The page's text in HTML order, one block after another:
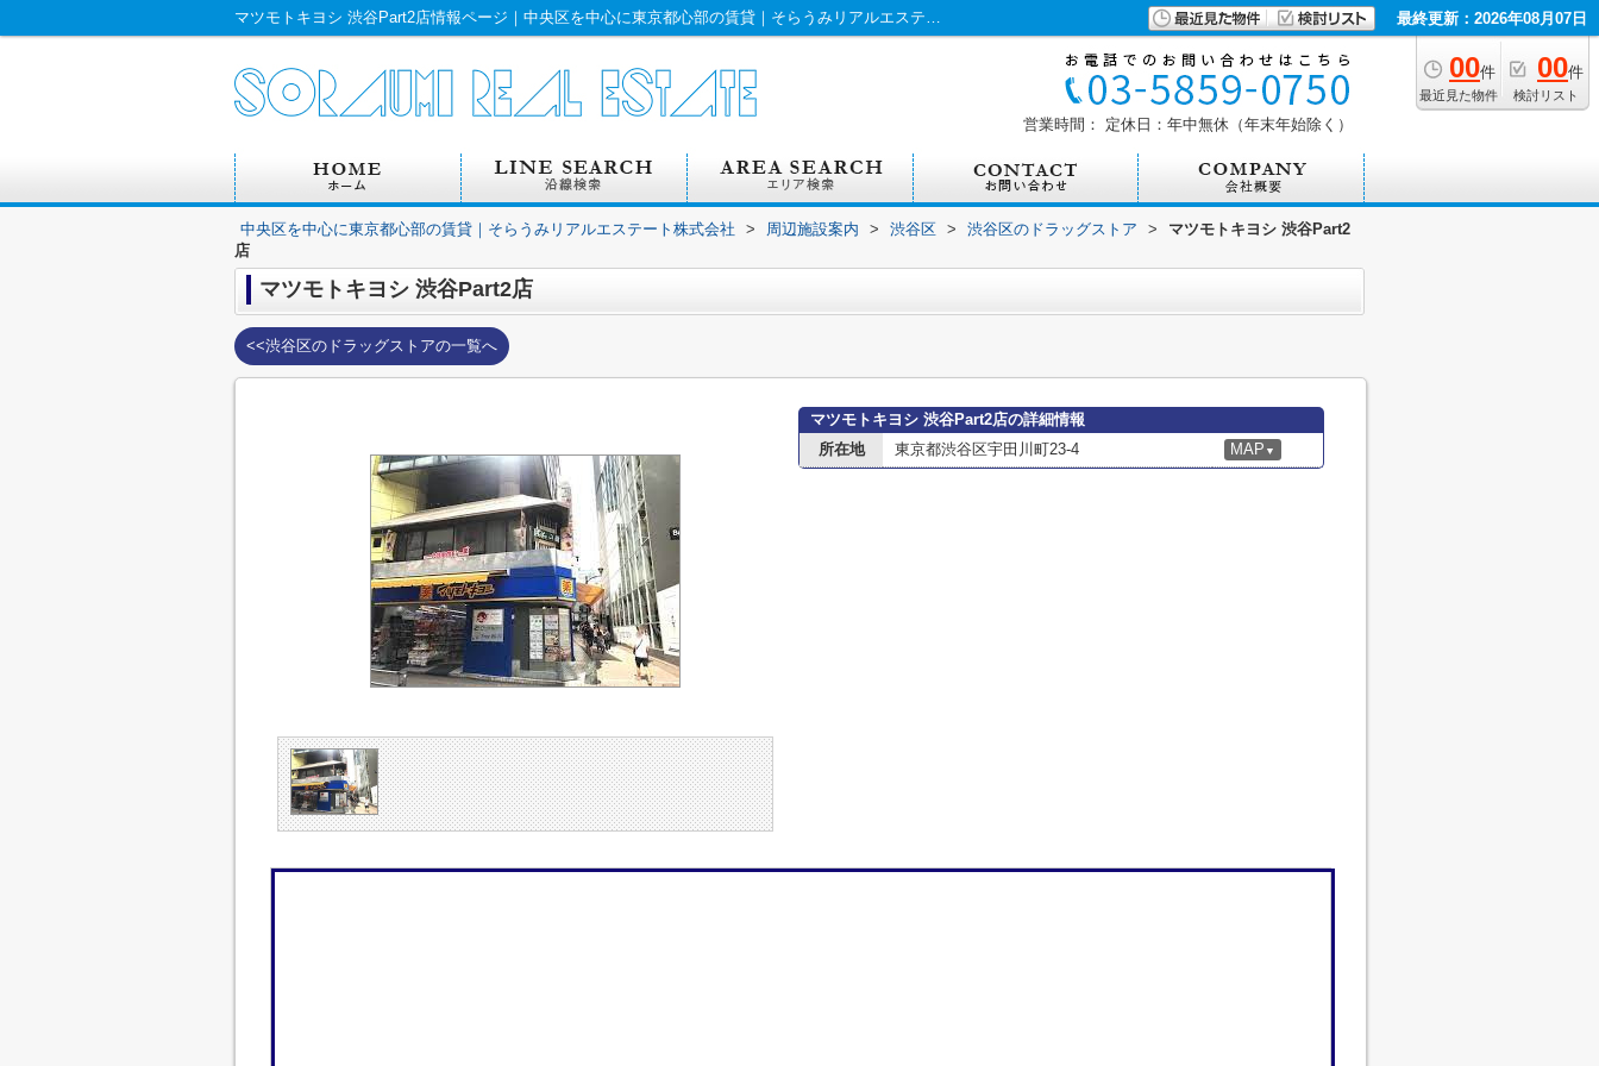
マツモトキヨシ 渋谷Part2店情報ページ｜中央区を中心に東京都心部の賃貸｜そらうみリアルエステート株式会社 最終更新：2026年08月07日
00件
最近見た物件
00件
検討リスト
営業時間： 定休日：年中無休（年末年始除く）
中央区を中心に東京都心部の賃貸｜そらうみリアルエステート株式会社 > 周辺施設案内 > 渋谷区 > 渋谷区のドラッグストア >
マツモトキヨシ 渋谷Part2
店
マツモトキヨシ 渋谷Part2店
<<渋谷区のドラッグストアの一覧へ
マツモトキヨシ 渋谷Part2店の詳細情報
所在地
東京都渋谷区宇田川町23-4 MAP ▼